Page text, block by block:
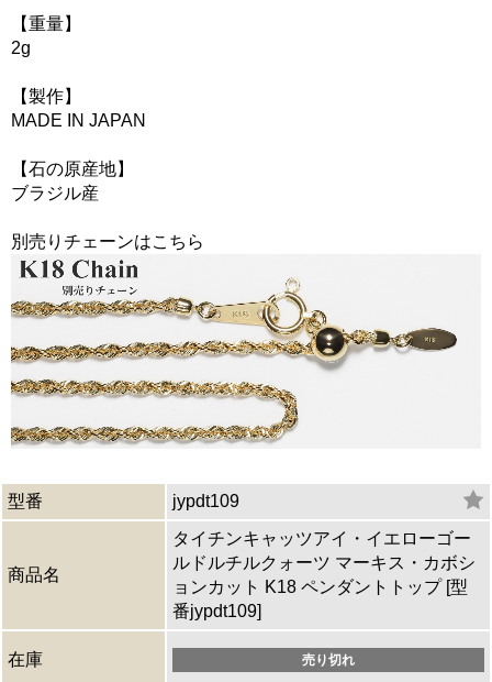
【重量】
2g
【製作】
MADE IN JAPAN
【石の原産地】
ブラジル産
別売りチェーンはこちら
型番 jypdt109
商品名
タイチンキャッツアイ・イエローゴー
ルドルチルクォーツ マーキス・カボシ
ョンカット K18 ペンダントトップ [型
番jypdt109]
在庫 売り切れ